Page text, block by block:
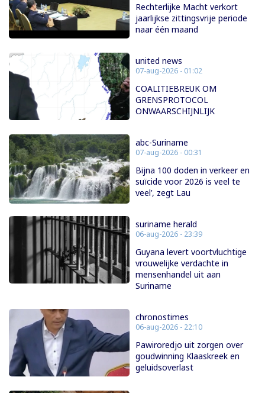
Rechterlijke Macht verkort
jaarlijkse zittingsvrije periode
naar één maand
united news
07-aug-2026 - 01:02
COALITIEBREUK OM
GRENSPROTOCOL
ONWAARSCHIJNLIJK
abc-Suriname
07-aug-2026 - 00:31
Bijna 100 doden in verkeer en
suïcide voor 2026 is veel te
veel’, zegt Lau
suriname herald
06-aug-2026 - 23:39
Guyana levert voortvluchtige
vrouwelijke verdachte in
mensenhandel uit aan
Suriname
chronostimes
06-aug-2026 - 22:10
Pawiroredjo uit zorgen over
goudwinning Klaaskreek en
geluidsoverlast